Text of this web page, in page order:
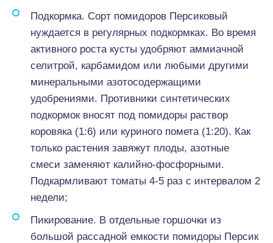
Подкормка. Сорт помидоров Персиковый
нуждается в регулярных подкормках. Во время
активного роста кусты удобряют аммиачной
селитрой, карбамидом или любыми другими
минеральными азотосодержащими
удобрениями. Противники синтетических
подкормок вносят под помидоры раствор
коровяка (1:6) или куриного помета (1:20). Как
только растения завяжут плоды, азотные
смеси заменяют калийно-фосфорными.
Подкармливают томаты 4-5 раз с интервалом 2
недели;
Пикирование. В отдельные горшочки из
большой рассадной емкости помидоры Персик